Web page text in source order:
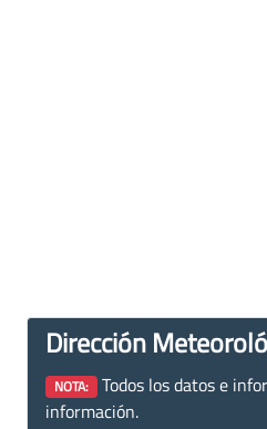
Dirección
NOTA: Todos los datos e
información.